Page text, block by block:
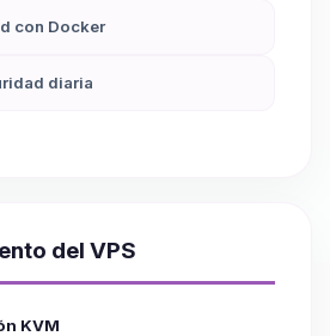
con Docker
diaria
del VPS
KVM